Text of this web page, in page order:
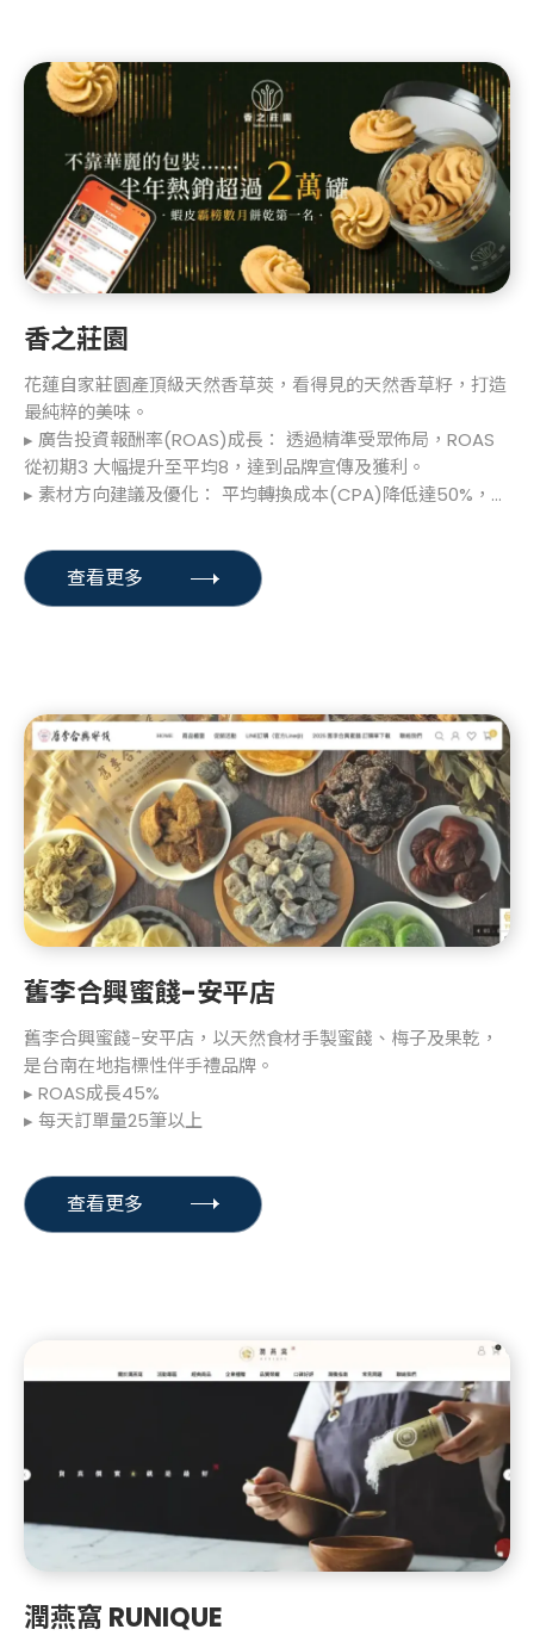
香之莊園
花蓮自家莊園產頂級天然香草莢，看得見的天然香草籽，打造
最純粹的美味。
▸ 廣告投資報酬率(ROAS)成長： 透過精準受眾佈局，ROAS
從初期3 大幅提升至平均8，達到品牌宣傳及獲利。
▸ 素材方向建議及優化： 平均轉換成本(CPA)降低達50%，在
查看更多
舊李合興蜜餞-安平店
舊李合興蜜餞-安平店，以天然食材手製蜜餞、梅子及果乾，
是台南在地指標性伴手禮品牌。
▸ ROAS成長45%
▸ 每天訂單量25筆以上
查看更多
潤燕窩 RUNIQUE